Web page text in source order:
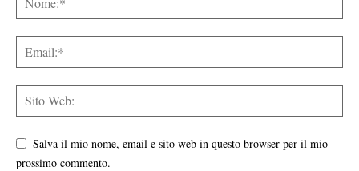
Salva il mio nome, email e sito web in questo browser per il mio
prossimo commento.